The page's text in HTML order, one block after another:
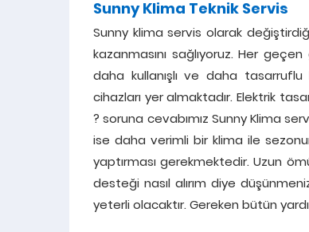
Sunny Klima Teknik Servis
Sunny klima servis olarak
kazanmasını sağlıyoruz. Her
daha kullanışlı ve daha
cihazları yer almaktadır. Elektrik
? soruna cevabımız Sunny Klima
ise daha verimli bir klima ile
yaptırması gerekmektedir. Uzun
desteği nasıl alırım diye
yeterli olacaktır. Gereken bütün